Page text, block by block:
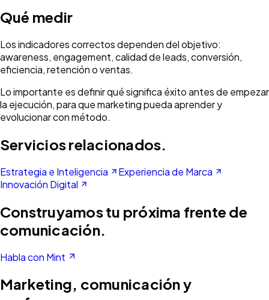
Qué medir
Los indicadores correctos dependen del objetivo:
awareness, engagement, calidad de leads, conversión,
eficiencia, retención o ventas.
Lo importante es definir qué significa éxito antes de empezar
la ejecución, para que marketing pueda aprender y
evolucionar con método.
Servicios relacionados.
Estrategia e Inteligencia
Experiencia de Marca
Innovación Digital
Construyamos tu próxima frente de
comunicación.
Habla con Mint
Marketing, comunicación y